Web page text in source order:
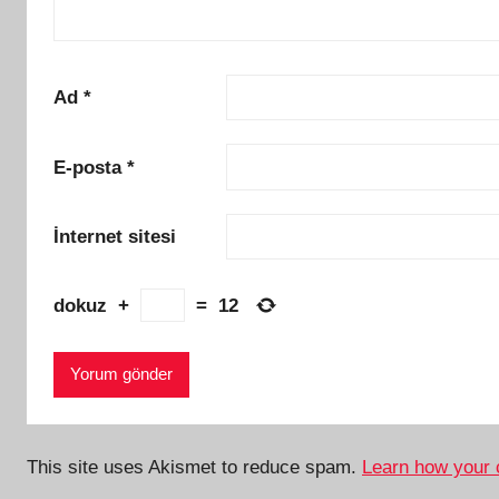
Ad *
E-posta *
İnternet sitesi
dokuz + = 12
This site uses Akismet to reduce spam. Learn how your